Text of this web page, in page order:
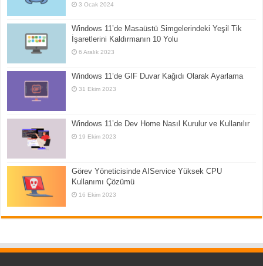
3 Ocak 2024
Windows 11’de Masaüstü Simgelerindeki Yeşil Tik
İşaretlerini Kaldırmanın 10 Yolu
6 Aralık 2023
Windows 11’de GIF Duvar Kağıdı Olarak Ayarlama
31 Ekim 2023
Windows 11’de Dev Home Nasıl Kurulur ve Kullanılır
19 Ekim 2023
Görev Yöneticisinde AIService Yüksek CPU
Kullanımı Çözümü
16 Ekim 2023